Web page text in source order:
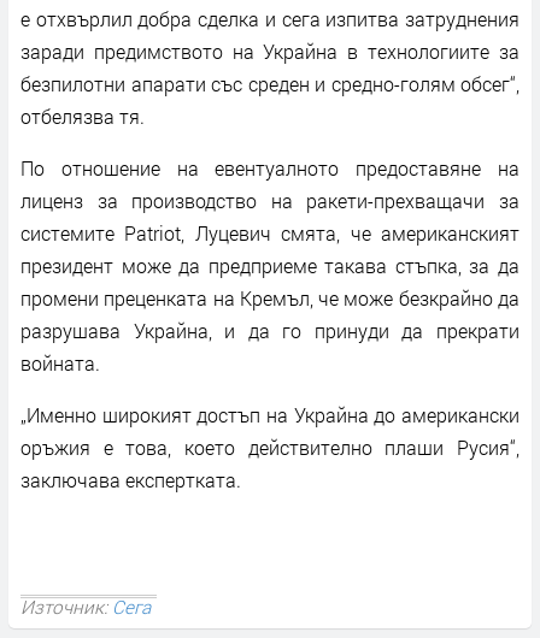
е отхвърлил добра сделка и сега изпитва затруднения
заради предимството на Украйна в технологиите за
безпилотни апарати със среден и средно-голям обсег“,
отбелязва тя.
По отношение на евентуалното предоставяне на
лиценз за производство на ракети-прехващачи за
системите Patriot, Луцевич смята, че американският
президент може да предприеме такава стъпка, за да
промени преценката на Кремъл, че може безкрайно да
разрушава Украйна, и да го принуди да прекрати
войната.
„Именно широкият достъп на Украйна до американски
оръжия е това, което действително плаши Русия“,
заключава експертката.
Източник:Сега